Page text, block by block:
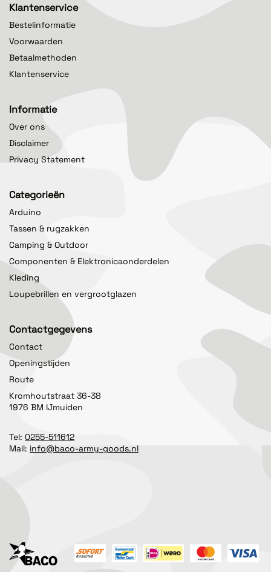
Klantenservice
Bestelinformatie
Voorwaarden
Betaalmethoden
Klantenservice
Informatie
Over ons
Disclaimer
Privacy Statement
Categorieën
Arduino
Tassen & rugzakken
Camping & Outdoor
Componenten & Elektronicaonderdelen
Kleding
Loupebrillen en vergrootglazen
Contactgegevens
Contact
Openingstijden
Route
Kromhoutstraat 36-38
1976 BM IJmuiden
Tel: 0255-511612
Mail: info@baco-army-goods.nl